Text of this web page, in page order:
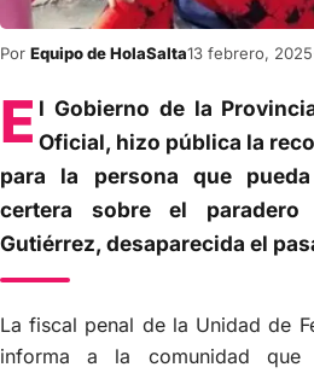
Por Equipo de HolaSalta13 febrero, 2025
E l Gobierno de la
Oficial, hizo pública la
para la persona que
certera sobre el paradero
Gutiérrez, desaparecida el
La fiscal penal de la Unidad de
informa a la comunidad